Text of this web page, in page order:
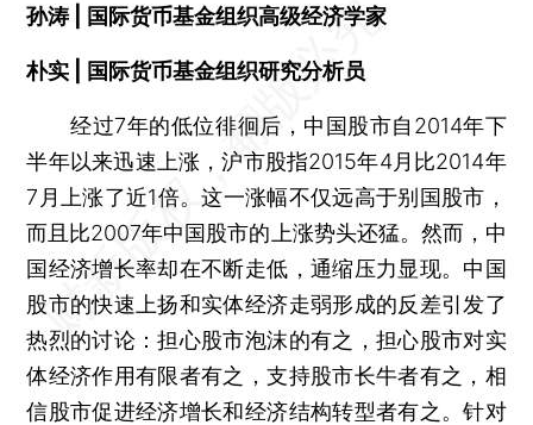
孙涛 | 国际货币基金组织高级经济学家
朴实 | 国际货币基金组织研究分析员
经过7年的低位徘徊后，中国股市自2014年下
半年以来迅速上涨，沪市股指2015年4月比2014年
7月上涨了近1倍。这一涨幅不仅远高于别国股市，
而且比2007年中国股市的上涨势头还猛。然而，中
国经济增长率却在不断走低，通缩压力显现。中国
股市的快速上扬和实体经济走弱形成的反差引发了
热烈的讨论：担心股市泡沫的有之，担心股市对实
体经济作用有限者有之，支持股市长牛者有之，相
信股市促进经济增长和经济结构转型者有之。针对